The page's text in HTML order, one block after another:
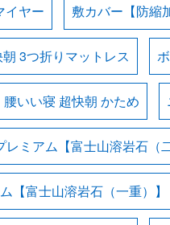
イヤー 敷カバー【防縮
3つ折りマットレス
腰いい寝 超快朝 かため
ミアム【富士山溶岩石（
【富士山溶岩石（一重）】